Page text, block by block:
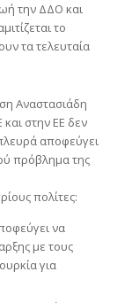
την ΔΔΟ και
το
τα τελευταία
Αναστασιάδη
και στην ΕΕ δεν
αποφεύγει
πρόβλημα της
πολίτες:
να
με τους
για